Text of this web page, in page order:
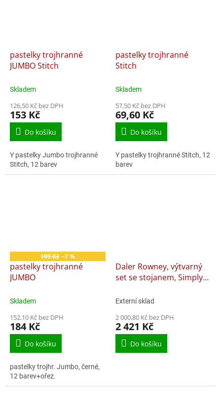
pastelky trojhranné
JUMBO Stitch
Skladem
126,50 Kč bez DPH
153 Kč
Do košíku
Y pastelky Jumbo trojhranné
Stitch, 12 barev
pastelky trojhranné
Stitch
Skladem
57,50 Kč bez DPH
69,60 Kč
Do košíku
Y pastelky trojhranné Stitch, 12
barev
199 Kč –7 %
pastelky trojhranné
JUMBO
Skladem
152,10 Kč bez DPH
184 Kč
Do košíku
pastelky trojhr. Jumbo, černé,
12 barev+ořez.
Daler Rowney, výtvarný
set se stojanem, Simply
Externí sklad
2 000,80 Kč bez DPH
2 421 Kč
Do košíku